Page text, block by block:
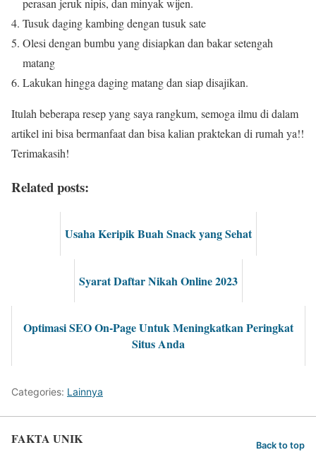
Tusuk daging kambing dengan tusuk sate
Olesi dengan bumbu yang disiapkan dan bakar setengah
matang
Lakukan hingga daging matang dan siap disajikan.
Itulah beberapa resep yang saya rangkum, semoga ilmu di dalam
artikel ini bisa bermanfaat dan bisa kalian praktekan di rumah ya!!
Terimakasih!
Related posts:
Usaha Keripik Buah Snack yang Sehat
Syarat Daftar Nikah Online 2023
Optimasi SEO On-Page Untuk Meningkatkan Peringkat
Situs Anda
Categories: Lainnya
FAKTA UNIK Back to top